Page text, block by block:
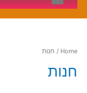
Home/ חנות
חנות